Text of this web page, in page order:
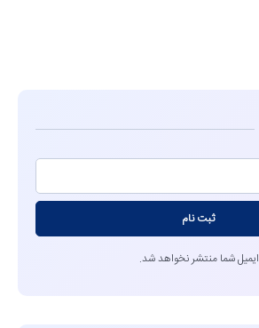
ثبت نام
ایمیل شما منتشر نخواهد شد.